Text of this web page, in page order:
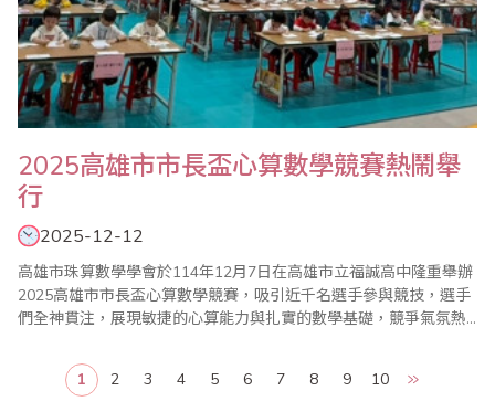
2025高雄市市長盃心算數學競賽熱鬧舉
行
2025-12-12
高雄市珠算數學學會於114年12月7日在高雄市立福誠高中隆重舉辦
2025高雄市市長盃心算數學競賽，吸引近千名選手參與競技，選手
們全神貫注，展現敏捷的心算能力與扎實的數學基礎，競爭氣氛熱
1
2 3 4 5 6 7 8 9 10